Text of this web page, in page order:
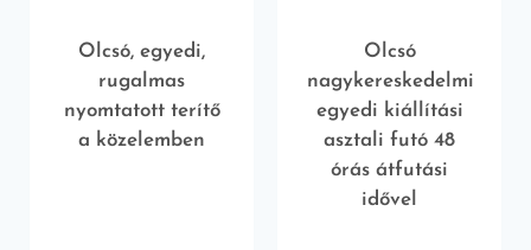
Olcsó, egyedi,
rugalmas
nyomtatott terítő
a közelemben
Olcsó
nagykereskedelmi
egyedi kiállítási
asztali futó 48
órás átfutási
idővel